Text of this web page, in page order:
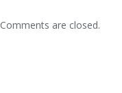
Comments are closed.